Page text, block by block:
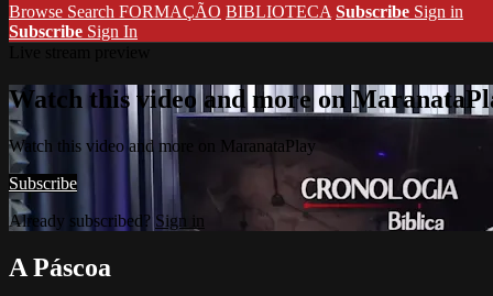
Browse Search FORMAÇÃO BIBLIOTECA Subscribe Sign in
Subscribe Sign In
Watch this video and more on
Watch this video and more on MaranataPlay
Subscribe
Already subscribed? Sign in
A Páscoa